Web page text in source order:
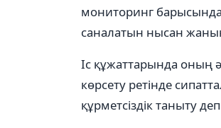
мониторинг
саналатын нысан
Іс құжаттарында оның
көрсету ретінде
құрметсіздік таныту